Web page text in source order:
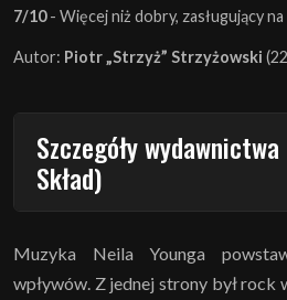
7/10- Więcej niż dobry, zasługujący na
Autor: Piotr „Strzyż” Strzyżowski
Szczegóły
Skład)
Muzyka Neila Younga
wpływów. Z jednej strony był rock